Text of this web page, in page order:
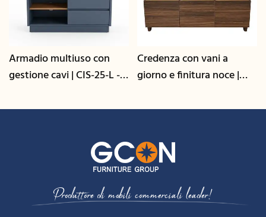
Armadio multiuso con
gestione cavi | CIS-25-L -
Credenza con vani a
giorno e finitura noce |
Produttore di mobili commerciali leader!